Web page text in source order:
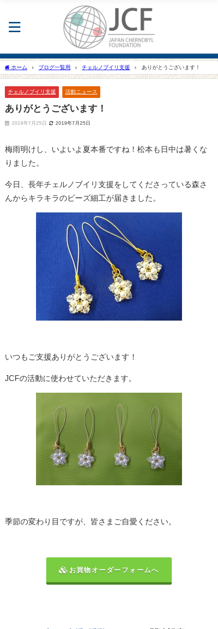
ホーム ブログ一覧用 チェルノブイリ支援 ありがとうございます！
チェルノブイリ支援 活動ニュース
ありがとうございます！
2019年7月25日 2019年7月25日
梅雨明けし、いよいよ夏本番ですね！松本も日中は暑くな
りました。
今日、長年チェルノブイリ支援をしてくださっている森さ
んからキラキラのビーズ細工が届きました。
いつもご支援ありがとうございます！
JCFの活動に使わせていただきます。
季節の変わり目ですが、皆さまご自愛ください。
お買物オーダーフォームへ